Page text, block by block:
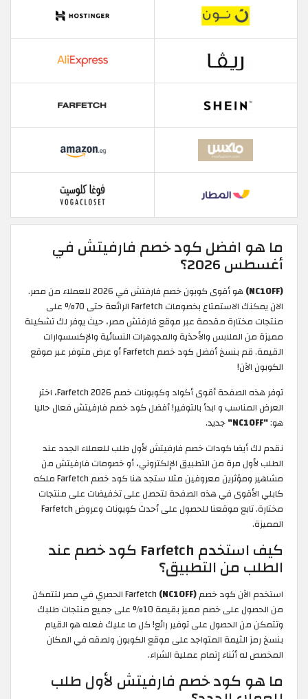
ما هو افضل كود خصم فارفيتش في
أغسطس 2026؟
(NC10FF)
هو أقوى كوبون خصم فارفتش في 2026 للعملاء من مصر.
الان يمكنك الاستمتاع بخصومات Farfetch الرائعة حتى 70% على
منتجات مختارة مقدمة عبر موقع فارفتش مصر، حيث يوفر لك تشكيلة
مميزة من الملابس والأحذية والمجوهرات النسائية والإكسسوارات
القيمة. قم بنسخ أفضل كود خصم Farfetch أو عرض متوفر عبر موقع
الكوبون الآن!
توفر هذه الصفحة أقوى أكواد وكوبونات خصم Farfetch 2026، اختر
العرض المناسب و ابدأ بالتوفير! أفضل كود خصم فارفيتش فعال حاليا
هو:"NC10FF"
جديد.
نقدم لك أيضا كودات خصم فارفيتش لأول طلب للعملاء الجدد عند
الطلب لأول مرة من التطبيق الإلكتروني، أو خصومات فارفيتش من
مشاهير ومؤثرين معروفين مثلا ستجد هنا كود خصم Farfetch ملكه
كابلي الأقوى في هذه الصفحة لتحصل على تخفيضات على منتجات
مختارة. تابع موقعنا للحصول على أحدث كوبونات وعروض Farfetch
المميزة.
كيف استخدم Farfetch كود خصم عند
الطلب من التطبيق؟
استخدم الآن كود خصم Farfetch(NC10FF)
الحصري في مصر لتتمكن
من الحصول على خصم مميز بقيمة 10% على جميع منتجات طلبك
وتتمكن من الحصول على توفير رائع! كل ما عليك فعله هو القيام
بنسخ رمز الثيمة المتواجد على موقع الكوبون ولصقه في المكان
المخصص له أثناء إتمام عملية الشراء.
ما هو كود خصم فارفيتش لأول طلب